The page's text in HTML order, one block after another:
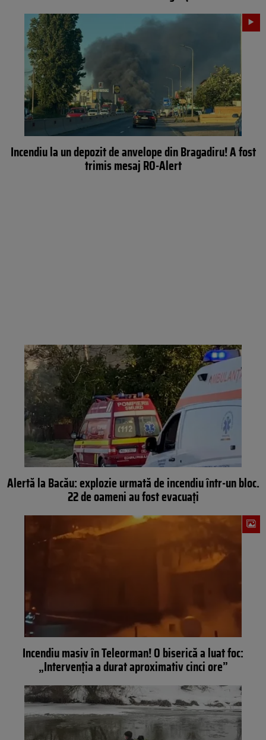
Incendiu la un depozit de anvelope din Bragadiru! A fost
trimis mesaj RO-Alert
Alertă la Bacău: explozie urmată de incendiu într-un bloc.
22 de oameni au fost evacuați
Incendiu masiv în Teleorman! O biserică a luat foc:
„Intervenția a durat aproximativ cinci ore”